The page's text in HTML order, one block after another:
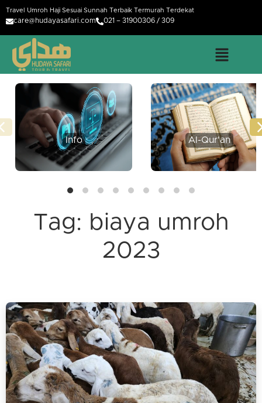
Travel Umroh Haji Sesuai Sunnah Terbaik Termurah Terdekat
care@hudayasafari.com 021 – 31900306 / 309
Info Al-Qur'an
Tag: biaya umroh
2023